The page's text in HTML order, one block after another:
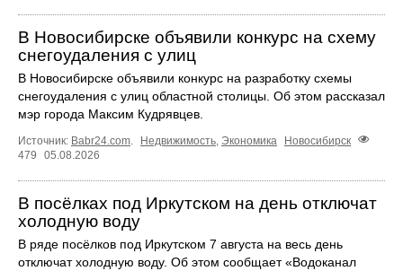
В Новосибирске объявили конкурс на схему
снегоудаления с улиц
В Новосибирске объявили конкурс на разработку схемы
снегоудаления с улиц областной столицы. Об этом рассказал
мэр города Максим Кудрявцев.
Источник: Babr24.com Недвижимость Экономика
Новосибирск
479
05.08.2026
В посёлках под Иркутском на день отключат
холодную воду
В ряде посёлков под Иркутском 7 августа на весь день
отключат холодную воду. Об этом сообщает «Водоканал